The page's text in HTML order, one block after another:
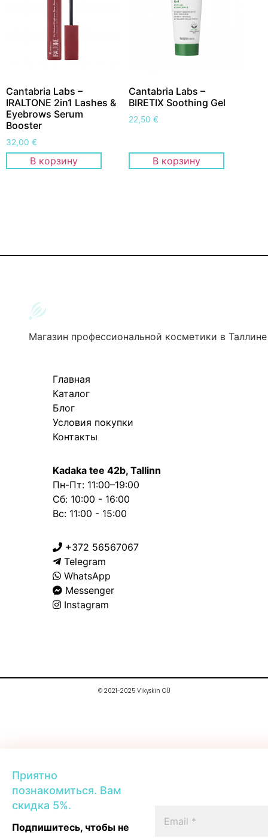
Приятно
познакомиться. Вам
скидка 5%.
Подпишитесь, чтобы не
Cantabria Labs –
IRALTONE 2in1 Lashes &
Eyebrows Serum
Booster
32,00 €
В корзину
Cantabria Labs –
BIRETIX Soothing Gel
22,50€
В корзину
Магазин профессиональной косметики в Таллине
Главная
Каталог
Блог
Условия покупки
Контакты
Kadaka tee 42b, Tallinn
Пн-Пт: 11:00–19:00
Сб: 10:00 - 16:00
Вс: 11:00 - 15:00
+372 56567067
Telegram
WhatsApp
Messenger
Instagram
© 2021-2025 Vikyskin OÜ